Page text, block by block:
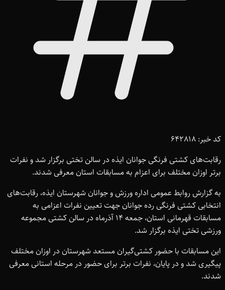
کد خبر: 642818
رقابت‌های کشتی فرنگی جوانان ایذه در سالن تختی برگزار شد و نفرات
برتر اوزان مختلف برای اعزام به مسابقات استان معرفی شدند.
به گزارش روابط عمومی اداره ورزش و جوانان شهرستان ایذه، رقابت‌های
انتخابی کشتی فرنگی رده جوانان جهت تعیین نفرات اعزامی به
مسابقات قهرمانی استان، جمعه 14 آذرماه در سالن کشتی مجموعه
ورزشی تختی ایذه برگزار شد.
این مسابقات با حضور کشتی‌گیران مستعد شهرستان در اوزان مختلف
پیگیری شد و در پایان، نفرات برتر برای حضور در مرحله استانی معرفی
شدند.